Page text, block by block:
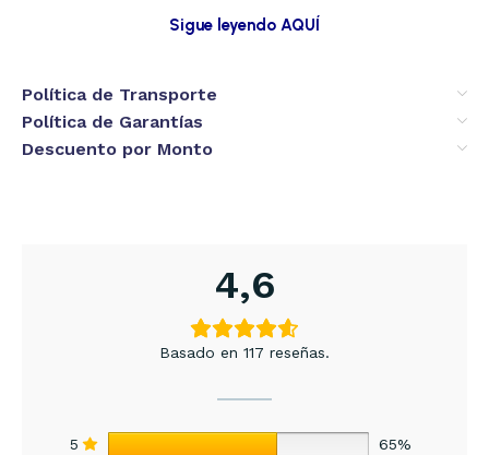
Sigue leyendo AQUÍ
Política de Transporte
Política de Garantías
Descuento por Monto
4,6
Basado en 117 reseñas.
5
65%